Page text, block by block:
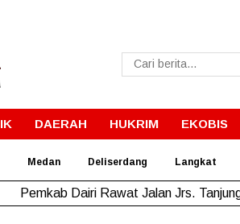
DAERAH HUKRIM EKOBIS
Medan Deliserdang Langkat
Pemkab Dairi Rawat Jalan Jrs.